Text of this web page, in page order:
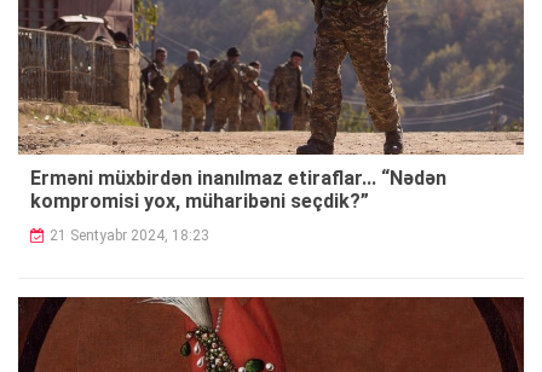
Erməni müxbirdən inanılmaz etiraflar... “Nədən
kompromisi yox, müharibəni seçdik?”
21 Sentyabr 2024, 18:23